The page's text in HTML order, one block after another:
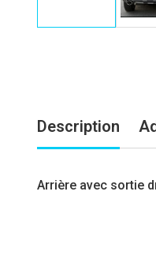
Description
Arrière avec sortie